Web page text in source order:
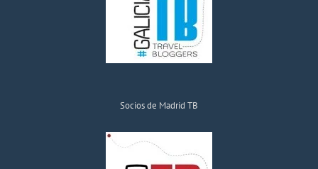
Socios de Madrid TB